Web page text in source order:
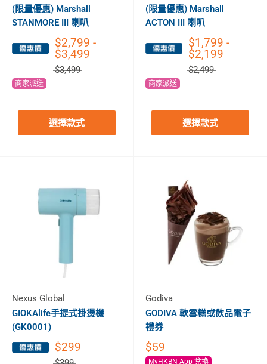
(限量優惠) Marshall
STANMORE III 喇叭
$2,799 -
$3,499
$3,499
商家派送
選擇款式
(限量優惠) Marshall
ACTON III 喇叭
$1,799 -
$2,199
$2,499
商家派送
選擇款式
Nexus Global
GIOKAlife手提式掛燙機
(GK0001)
$299
Godiva
GODIVA 軟雪糕或飲品電子
禮券
$59
MyHKBN App 兌換